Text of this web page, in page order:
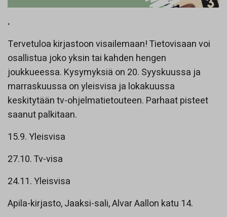
.
Tervetuloa kirjastoon visailemaan! Tietovisaan voi
osallistua joko yksin tai kahden hengen
joukkueessa. Kysymyksiä on 20. Syyskuussa ja
marraskuussa on yleisvisa ja lokakuussa
keskitytään tv-ohjelmatietouteen. Parhaat pisteet
saanut palkitaan.
15.9. Yleisvisa
27.10. Tv-visa
24.11. Yleisvisa
Apila-kirjasto, Jaaksi-sali, Alvar Aallon katu 14.